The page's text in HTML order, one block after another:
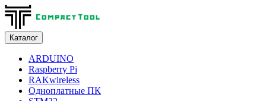
Каталог
ARDUINO
Raspberry Pi
RAKwireless
Одноплатные ПК